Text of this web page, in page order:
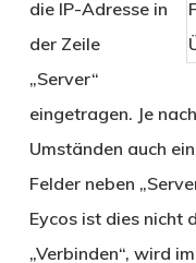
die IP-Adresse in
der Zeile
„Server“
eingetragen. Je
Umständen auch
Felder neben
Eycos ist dies nicht
„Verbinden“, wird